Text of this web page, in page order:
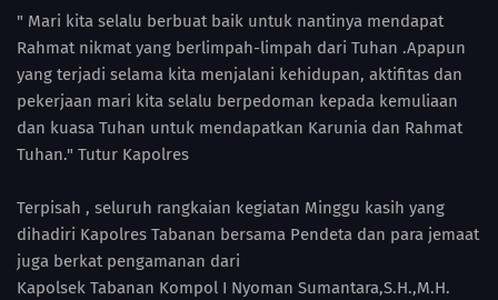
" Mari kita selalu berbuat baik untuk nantinya mendapat
Rahmat nikmat yang berlimpah-limpah dari Tuhan .Apapun
yang terjadi selama kita menjalani kehidupan, aktifitas dan
pekerjaan mari kita selalu berpedoman kepada kemuliaan
dan kuasa Tuhan untuk mendapatkan Karunia dan Rahmat
Tuhan." Tutur Kapolres
Terpisah , seluruh rangkaian kegiatan Minggu kasih yang
dihadiri Kapolres Tabanan bersama Pendeta dan para jemaat
juga berkat pengamanan dari
Kapolsek Tabanan Kompol I Nyoman Sumantara,S.H.,M.H.